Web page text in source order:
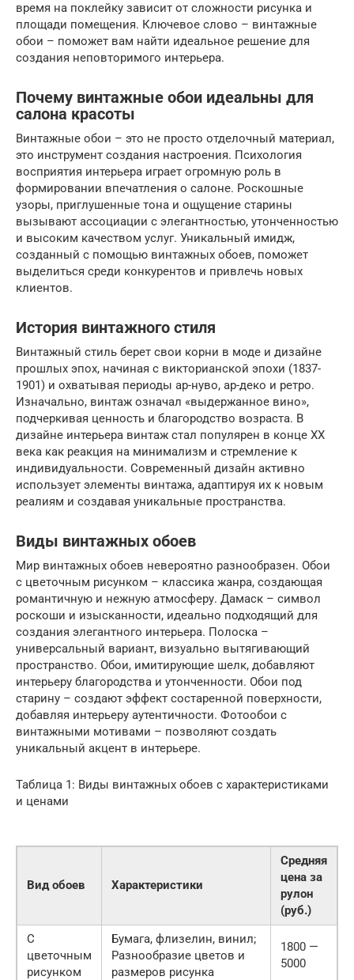
время на поклейку зависит от сложности рисунка и
площади помещения. Ключевое слово – винтажные
обои – поможет вам найти идеальное решение для
создания неповторимого интерьера.
Почему винтажные обои идеальны для
салона красоты
Винтажные обои – это не просто отделочный материал,
это инструмент создания настроения. Психология
восприятия интерьера играет огромную роль в
формировании впечатления о салоне. Роскошные
узоры, приглушенные тона и ощущение старины
вызывают ассоциации с элегантностью, утонченностью
и высоким качеством услуг. Уникальный имидж,
созданный с помощью винтажных обоев, поможет
выделиться среди конкурентов и привлечь новых
клиентов.
История винтажного стиля
Винтажный стиль берет свои корни в моде и дизайне
прошлых эпох, начиная с викторианской эпохи (1837-
1901) и охватывая периоды ар-нуво, ар-деко и ретро.
Изначально, винтаж означал «выдержанное вино»,
подчеркивая ценность и благородство возраста. В
дизайне интерьера винтаж стал популярен в конце XX
века как реакция на минимализм и стремление к
индивидуальности. Современный дизайн активно
использует элементы винтажа, адаптируя их к новым
реалиям и создавая уникальные пространства.
Виды винтажных обоев
Мир винтажных обоев невероятно разнообразен. Обои
с цветочным рисунком – классика жанра, создающая
романтичную и нежную атмосферу. Дамаск – символ
роскоши и изысканности, идеально подходящий для
создания элегантного интерьера. Полоска –
универсальный вариант, визуально вытягивающий
пространство. Обои, имитирующие шелк, добавляют
интерьеру благородства и утонченности. Обои под
старину – создают эффект состаренной поверхности,
добавляя интерьеру аутентичности. Фотообои с
винтажными мотивами – позволяют создать
уникальный акцент в интерьере.
Таблица 1: Виды винтажных обоев с характеристиками
и ценами
Вид обоев Характеристики
Средняя
цена за
рулон
(руб.)
С
цветочным
рисунком
Бумага, флизелин, винил;
Разнообразие цветов и
размеров рисунка
1800 —
5000